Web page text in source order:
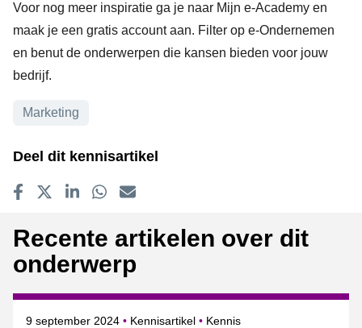
Voor nog meer inspiratie ga je naar Mijn e-Academy en
maak je een gratis account aan. Filter op e-Ondernemen
en benut de onderwerpen die kansen bieden voor jouw
bedrijf.
Onderwerpen
Marketing
Deel dit kennisartikel
Recente artikelen over dit
onderwerp
Gepubliceerd op
9 september 2024 Kennisartikel Onderwerpen
Kennis